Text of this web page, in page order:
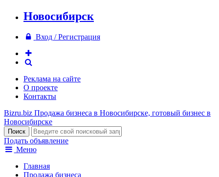
Новосибирск
Вход / Регистрация
Реклама на сайте
О проекте
Контакты
Bizru.biz Продажа бизнеса в Новосибирске, готовый бизнес в
Новосибирске
Подать объявление
Меню
Главная
Продажа бизнеса